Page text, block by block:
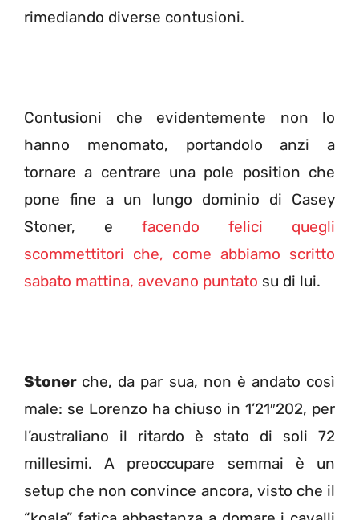
rimediando diverse contusioni.
Contusioni che evidentemente non lo
hanno menomato, portandolo anzi a
tornare a centrare una pole position che
pone fine a un lungo dominio di Casey
Stoner, e facendo felici quegli
scommettitori che, come abbiamo scritto
sabato mattina, avevano puntato su di lui.
Stoner che, da par sua, non è andato così
male: se Lorenzo ha chiuso in 1’21″202, per
l’australiano il ritardo è stato di soli 72
millesimi. A preoccupare semmai è un
setup che non convince ancora, visto che il